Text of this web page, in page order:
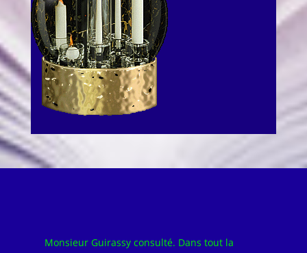
Monsieur Guirassy consulté. Dans tout la